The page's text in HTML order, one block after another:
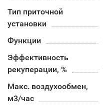
Тип приточной
установки
Функции
Эффективность
рекуперации, %
Макс. воздухообмен,
м3/час